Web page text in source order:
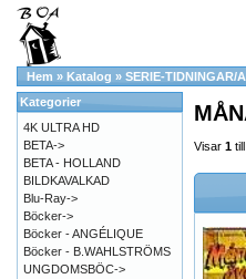
Hem » Katalog » SERIE-TIDNINGAR/
Visar 1 till
Kategorier
4K ULTRA HD
BETA->
BETA - HOLLAND
BILDKAVALKAD
Blu-Ray->
Böcker->
Böcker - ANGÉLIQUE
Böcker - B.WAHLSTRÖMS
UNGDOMSBÖC->